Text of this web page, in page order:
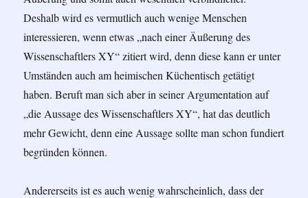
Deshalb wird es vermutlich auch wenige Menschen
interessieren, wenn etwas „nach einer Äußerung des
Wissenschaftlers XY“ zitiert wird, denn diese kann er unter
Umständen auch am heimischen Küchentisch getätigt
haben. Beruft man sich aber in seiner Argumentation auf
„die Aussage des Wissenschaftlers XY“, hat das deutlich
mehr Gewicht, denn eine Aussage sollte man schon fundiert
begründen können.
Andererseits ist es auch wenig wahrscheinlich, dass der